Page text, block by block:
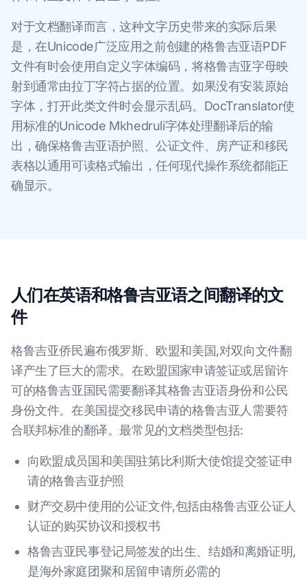
对于文档翻译而言，这种文字历史带来的实际后果
是，在Unicode广泛应用之前创建的格鲁吉亚语PDF
文件有时会使用自定义字体编码，将格鲁吉亚字母映
射到通常由拉丁字符占据的位置。如果没有安装原始
字体，打开此类文件时会显示乱码。DocTranslator使
用标准的Unicode Mkhedruli字体处理翻译后的输
出，确保格鲁吉亚语护照、公证文件、房产证和移民
表格以通用可读格式输出，任何现代操作系统都能正
确显示。
人们在英语和格鲁吉亚语之间翻译的文
件
格鲁吉亚侨民遍布俄罗斯、欧盟和美国,对双向文件翻
译产生了巨大的需求。在欧盟国家申请签证或居留许
可的格鲁吉亚国民需要翻译其格鲁吉亚语身份和公民
身份文件。在美国提交移民申请的格鲁吉亚人需要符
合联邦标准的翻译。最常见的文档类型包括:
向欧盟成员国和美国驻第比利斯大使馆提交签证申
请的格鲁吉亚护照
财产交易中使用的公证文件,包括由格鲁吉亚公证人
认证的购买协议和授权书
格鲁吉亚民事登记局签发的出生、结婚和离婚证明,
是海外家庭团聚和居留申请所必需的